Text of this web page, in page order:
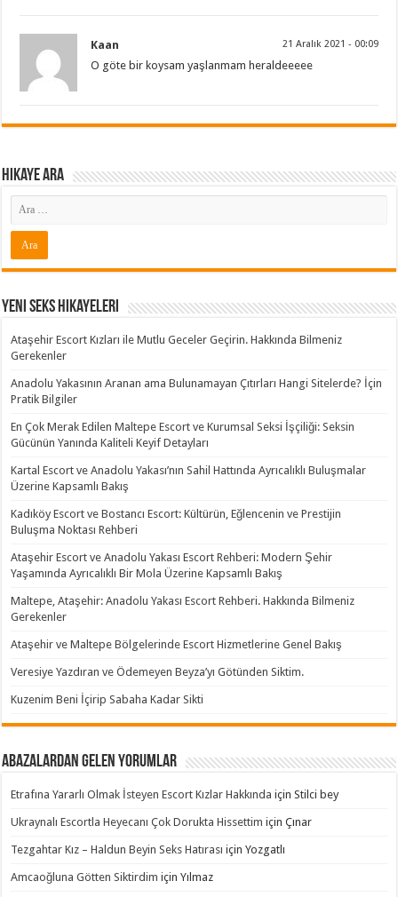
Kaan 21 Aralık 2021 - 00:09
O göte bir koysam yaşlanmam heraldeeeee
Hikaye ARA
Yeni Seks Hikayeleri
Ataşehir Escort Kızları ile Mutlu Geceler Geçirin. Hakkında Bilmeniz
Gerekenler
Anadolu Yakasının Aranan ama Bulunamayan Çıtırları Hangi Sitelerde? İçin
Pratik Bilgiler
En Çok Merak Edilen Maltepe Escort ve Kurumsal Seksi İşçiliği: Seksin
Gücünün Yanında Kaliteli Keyif Detayları
Kartal Escort ve Anadolu Yakası’nın Sahil Hattında Ayrıcalıklı Buluşmalar
Üzerine Kapsamlı Bakış
Kadıköy Escort ve Bostancı Escort: Kültürün, Eğlencenin ve Prestijin
Buluşma Noktası Rehberi
Ataşehir Escort ve Anadolu Yakası Escort Rehberi: Modern Şehir
Yaşamında Ayrıcalıklı Bir Mola Üzerine Kapsamlı Bakış
Maltepe, Ataşehir: Anadolu Yakası Escort Rehberi. Hakkında Bilmeniz
Gerekenler
Ataşehir ve Maltepe Bölgelerinde Escort Hizmetlerine Genel Bakış
Veresiye Yazdıran ve Ödemeyen Beyza’yı Götünden Siktim.
Kuzenim Beni İçirip Sabaha Kadar Sikti
Abazalardan Gelen Yorumlar
Etrafına Yararlı Olmak İsteyen Escort Kızlar Hakkında içinStilci bey
Ukraynalı Escortla Heyecanı Çok Dorukta Hissettim içinÇınar
Tezgahtar Kız – Haldun Beyin Seks Hatırası içinYozgatlı
Amcaoğluna Götten Siktirdim içinYılmaz